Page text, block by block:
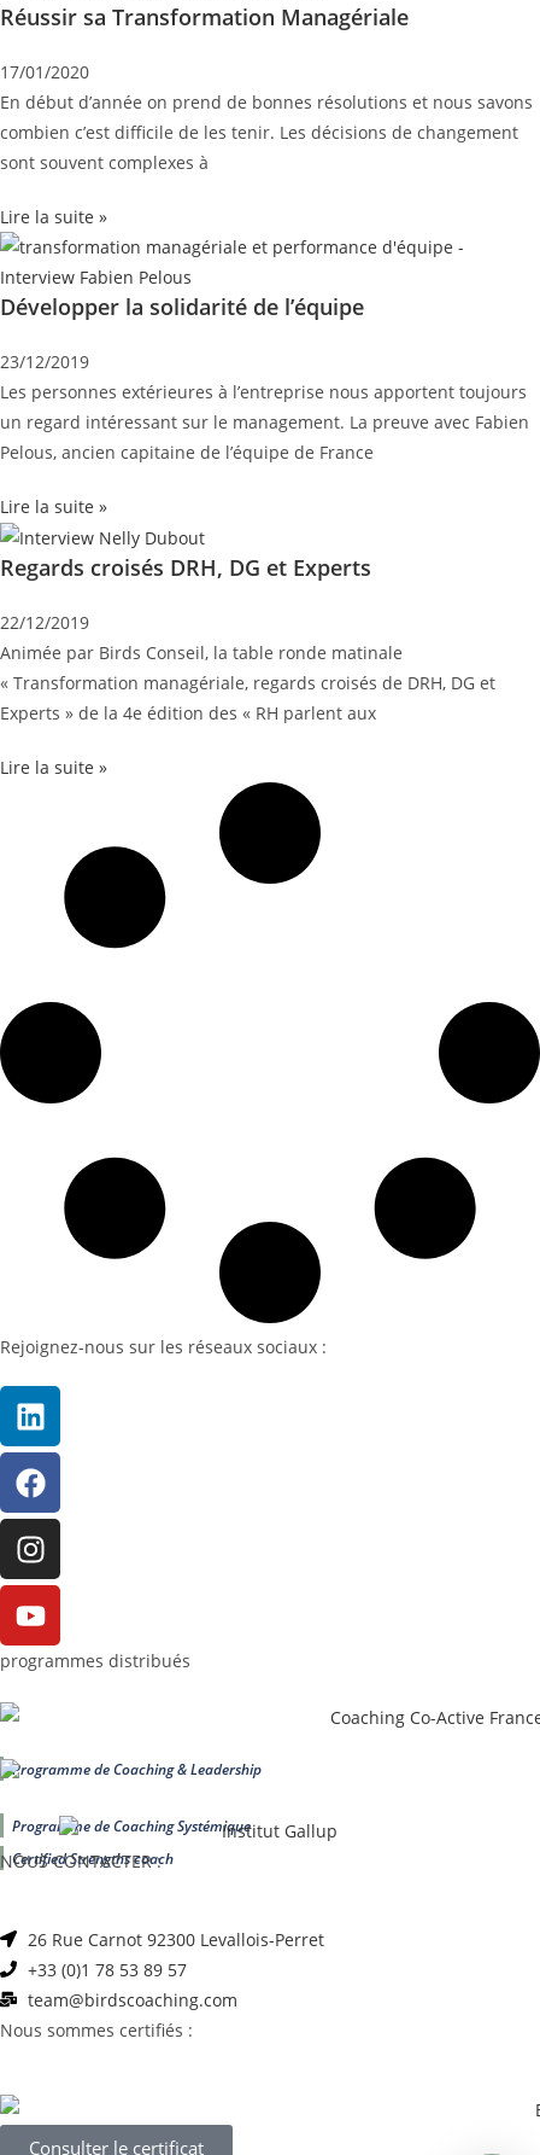
Réussir sa Transformation Managériale
17/01/2020
En début d’année on prend de bonnes résolutions et nous savons
combien c’est difficile de les tenir. Les décisions de changement
sont souvent complexes à
Lire la suite »
Développer la solidarité de l’équipe
23/12/2019
Les personnes extérieures à l’entreprise nous apportent toujours
un regard intéressant sur le management. La preuve avec Fabien
Pelous, ancien capitaine de l’équipe de France
Lire la suite »
Regards croisés DRH, DG et Experts
22/12/2019
Animée par Birds Conseil, la table ronde matinale
« Transformation managériale, regards croisés de DRH, DG et
Experts » de la 4e édition des « RH parlent aux
Lire la suite »
Rejoignez-nous sur les réseaux sociaux :
programmes distribués
Programme de Coaching & Leadership
Programme de Coaching Systémique
Certified Strengths coach
NOUS CONTACTER :
26 Rue Carnot 92300 Levallois-Perret
+33 (0)1 78 53 89 57
team@birdscoaching.com
Nous sommes certifiés :
Consulter le certificat